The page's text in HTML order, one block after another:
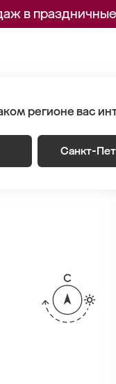
в
регионе вас
Санкт-
2 Этаж 3 Секция 3